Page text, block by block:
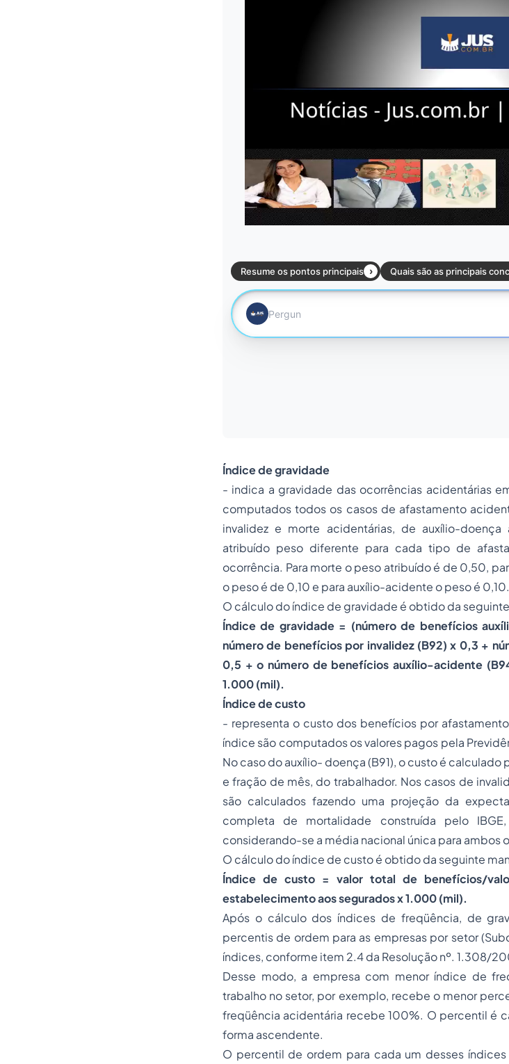
Índice de gravidade
- indica a gravidade das ocorrências acidentárias
computados todos os casos de afastamento
invalidez e morte acidentárias, de auxílio-doença
atribuído peso diferente para cada tipo de
ocorrência. Para morte o peso atribuído é de 0,50,
o peso é de 0,10 e para auxílio-acidente o peso é 0,10.
O cálculo do índice de gravidade é obtido da
Índice de gravidade = (número de benefícios
número de benefícios por invalidez (B92) x 0,3 +
0,5 + o número de benefícios auxílio-acidente
1.000 (mil).
Índice de custo
- representa o custo dos benefícios por
índice são computados os valores pagos pela
No caso do auxílio- doença (B91), o custo é
e fração de mês, do trabalhador. Nos casos de
são calculados fazendo uma projeção da
completa de mortalidade construída pelo
considerando-se a média nacional única para ambos
O cálculo do índice de custo é obtido da seguinte
Índice de custo = valor total de benefícios/
estabelecimento aos segurados x 1.000 (mil).
Após o cálculo dos índices de freqüência, de
percentis de ordem para as empresas por setor
índices, conforme item 2.4 da Resolução nº. 1.308/
Desse modo, a empresa com menor índice de
trabalho no setor, por exemplo, recebe o menor
freqüência acidentária recebe 100%. O percentil é
forma ascendente.
O percentil de ordem para cada um desses